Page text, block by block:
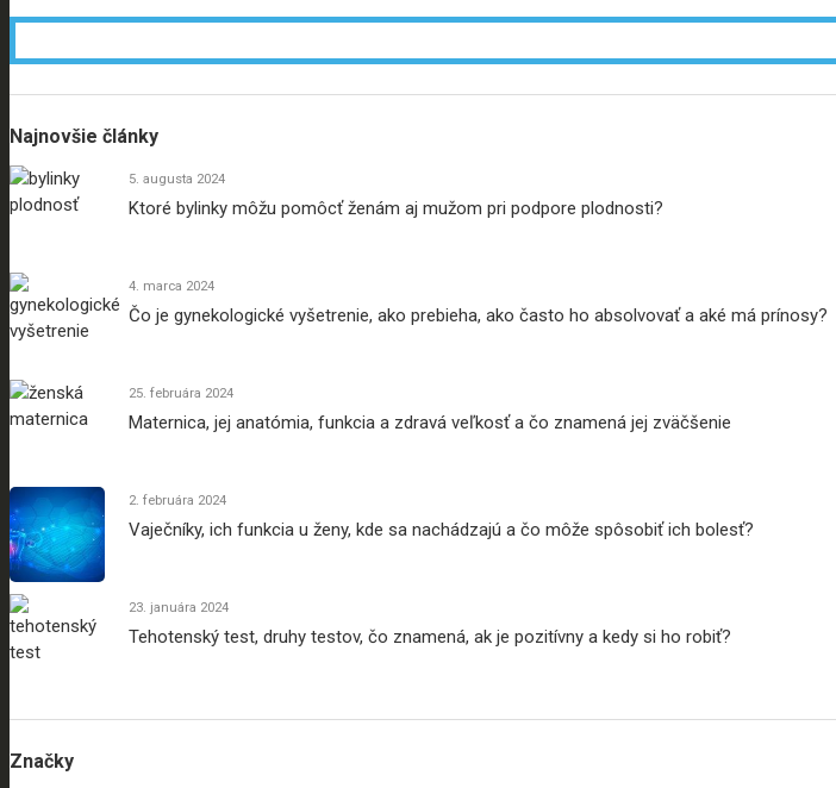
Najnovšie články
5. augusta 2024
Ktoré bylinky môžu pomôcť ženám aj mužom pri podpore plodnosti?
4. marca 2024
Čo je gynekologické vyšetrenie, ako prebieha, ako často ho absolvovať a aké má prínosy?
25. februára 2024
Maternica, jej anatómia, funkcia a zdravá veľkosť a čo znamená jej zväčšenie
2. februára 2024
Vaječníky, ich funkcia u ženy, kde sa nachádzajú a čo môže spôsobiť ich bolesť?
23. januára 2024
Tehotenský test, druhy testov, čo znamená, ak je pozitívny a kedy si ho robiť?
Značky